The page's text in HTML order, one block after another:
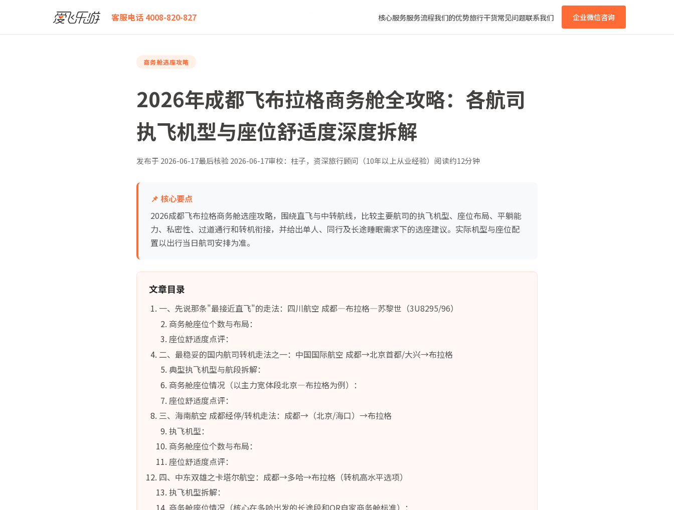
客服电话 4008-820-827 核心服务服务流程我们的优势旅行干货常见问题联系我们 企业微信咨询
爱飞乐游 2026年成都飞布拉格商务舱全攻略：各航司执飞机型与座位舒适度深度拆解
商务舱选座攻略
2026年成都飞布拉格商务舱全攻略：各航司
执飞机型与座位舒适度深度拆解
发布于 2026-06-17最后核验2026-06-17审校：柱子，资深旅行顾问（10年以上从业经验） 阅读约12分钟
📌 核心要点
2026成都飞布拉格商务舱选座攻略，围绕直飞与中转航线，比较主要航司的执飞机型、座位布局、平躺能
力、私密性、过道通行和转机衔接，并给出单人、同行及长途睡眠需求下的选座建议。实际机型与座位配
置以出行当日航司安排为准。
文章目录
一、先说那条"最接近直飞"的走法：四川航空 成都—布拉格—苏黎世（3U8295/96）
商务舱座位个数与布局：
座位舒适度点评：
二、最稳妥的国内航司转机走法之一：中国国际航空 成都→北京首都/大兴→布拉格
典型执飞机型与航段拆解：
商务舱座位情况（以主力宽体段北京—布拉格为例）：
座位舒适度点评：
三、海南航空 成都经停/转机走法：成都→（北京/海口）→布拉格
执飞机型：
商务舱座位个数与布局：
座位舒适度点评：
四、中东双雄之卡塔尔航空：成都→多哈→布拉格（转机高水平选项）
执飞机型拆解：
商务舱座位情况（核心在多哈出发的长途段和QR自家商务舱标准）：